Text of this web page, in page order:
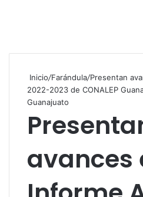
Inicio/Farándula/Presentan
2022-2023 de CONALEP
Guanajuato
avances